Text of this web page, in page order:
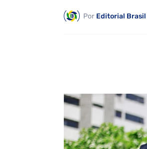
Por Editorial Brasil